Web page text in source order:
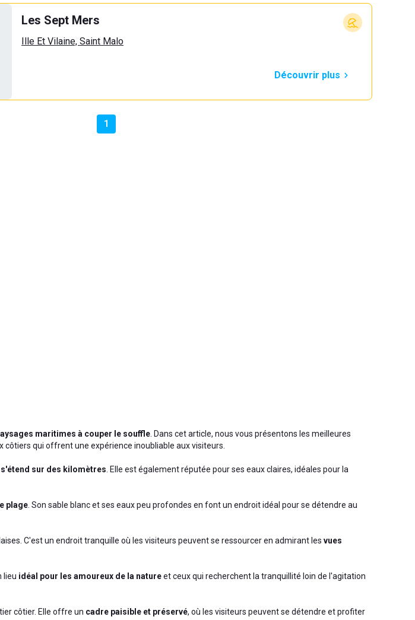
Les Sept Mers
Ille Et Vilaine, Saint Malo
Découvrir plus
1
maritimes à couper le souffle . Dans cet article, nous vous présentons les meilleures
qui offrent une expérience inoubliable aux visiteurs.
sur des kilomètres . Elle est également réputée pour ses eaux claires, idéales pour la
plage . Son sable blanc et ses eaux peu profondes en font un endroit idéal pour se détendre au
C'est un endroit tranquille où les visiteurs peuvent se ressourcer en admirant les vues
lieu idéal pour les amoureux de la natureet ceux qui recherchent la tranquillité loin de l'agitation
côtier. Elle offre un cadre paisible et préservé, où les visiteurs peuvent se détendre et profiter